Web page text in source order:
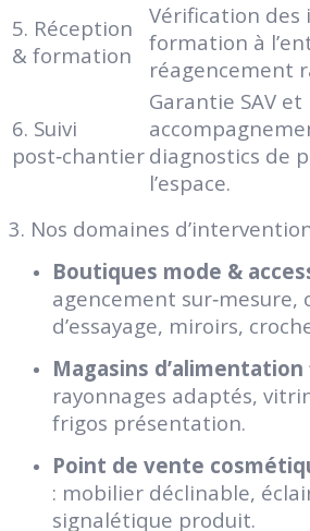
5. Réception
& formation
Vérification des
formation à
réagencement
6. Suivi
post‑chantier
Garantie SAV et
diagnostics de
l’espace.
3. Nos domaines
Boutiques mode &
agencement sur‑mesure,
d’essayage, miroirs,
Magasins
rayonnages adaptés,
frigos présentation.
Point de vente
: mobilier déclinable,
signalétique produit.